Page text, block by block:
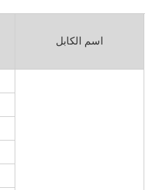
اسم الكابل